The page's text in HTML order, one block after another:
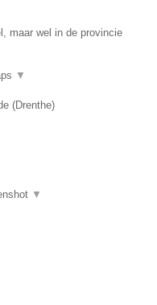
maar wel in de provincie
▼
(Drenthe)
▼